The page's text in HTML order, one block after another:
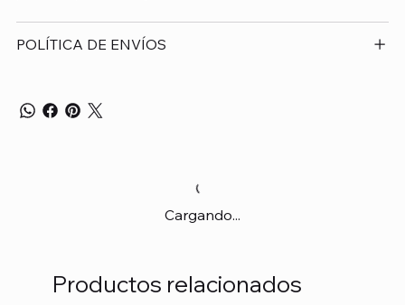
POLÍTICA DE ENVÍOS
Cargando...
Productos relacionados